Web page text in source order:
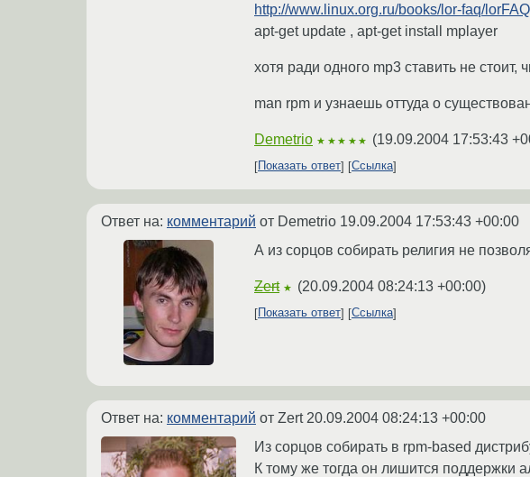
http://www.linux.org.ru/books/lor-faq/
apt-get update , apt-get install mplayer
хотя ради одного mp3 ставить не
man rpm и узнаешь оттуда о
Demetrio ★★★★★ (19.09.2004 17:53:43
Показать ответ Ссылка
Ответ на: комментарий от Demetrio 19.09.2004 17:53:43 +00:00
А из сорцов собирать религия не
Zert ★ (20.09.2004 08:24:13 +00:00)
Показать ответ Ссылка
Ответ на: комментарий от Zert 20.09.2004 08:24:13 +00:00
Из сорцов собирать в rpm-based
К тому же тогда он лишится поддержки